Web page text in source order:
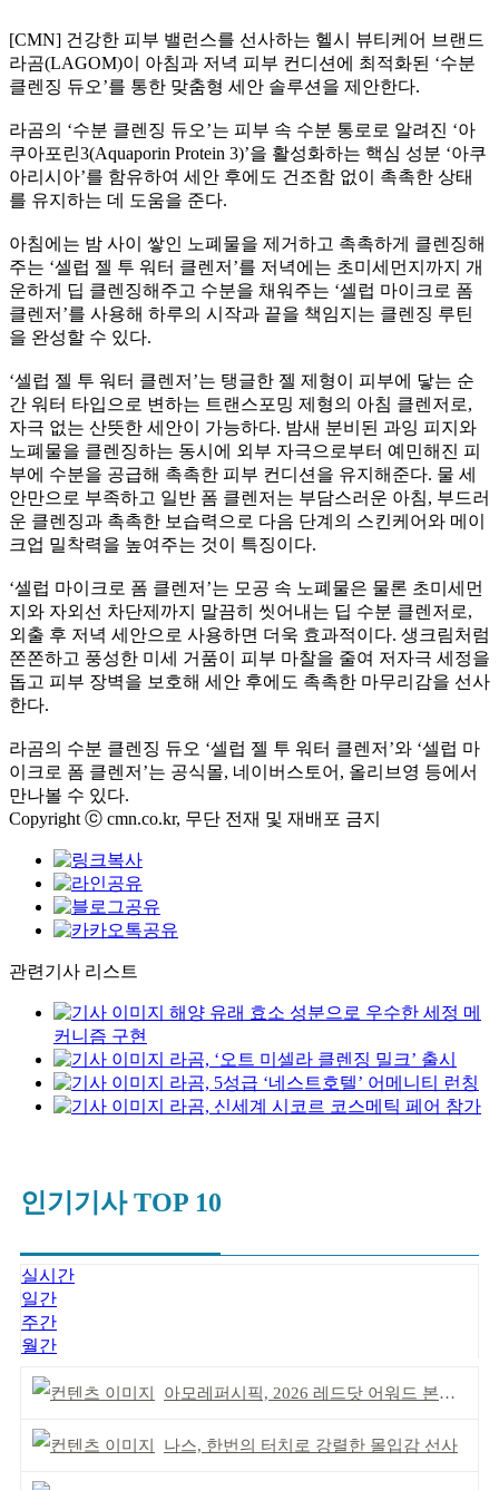
[CMN] 건강한 피부 밸런스를 선사하는 헬시 뷰티케어 브랜드
라곰(LAGOM)이 아침과 저녁 피부 컨디션에 최적화된 ‘수분
클렌징 듀오’를 통한 맞춤형 세안 솔루션을 제안한다.
라곰의 ‘수분 클렌징 듀오’는 피부 속 수분 통로로 알려진 ‘아
쿠아포린3(Aquaporin Protein 3)’을 활성화하는 핵심 성분 ‘아쿠
아리시아’를 함유하여 세안 후에도 건조함 없이 촉촉한 상태
를 유지하는 데 도움을 준다.
아침에는 밤 사이 쌓인 노폐물을 제거하고 촉촉하게 클렌징해
주는 ‘셀럽 젤 투 워터 클렌저’를 저녁에는 초미세먼지까지 개
운하게 딥 클렌징해주고 수분을 채워주는 ‘셀럽 마이크로 폼
클렌저’를 사용해 하루의 시작과 끝을 책임지는 클렌징 루틴
을 완성할 수 있다.
‘셀럽 젤 투 워터 클렌저’는 탱글한 젤 제형이 피부에 닿는 순
간 워터 타입으로 변하는 트랜스포밍 제형의 아침 클렌저로,
자극 없는 산뜻한 세안이 가능하다. 밤새 분비된 과잉 피지와
노폐물을 클렌징하는 동시에 외부 자극으로부터 예민해진 피
부에 수분을 공급해 촉촉한 피부 컨디션을 유지해준다. 물 세
안만으로 부족하고 일반 폼 클렌저는 부담스러운 아침, 부드러
운 클렌징과 촉촉한 보습력으로 다음 단계의 스킨케어와 메이
크업 밀착력을 높여주는 것이 특징이다.
‘셀럽 마이크로 폼 클렌저’는 모공 속 노폐물은 물론 초미세먼
지와 자외선 차단제까지 말끔히 씻어내는 딥 수분 클렌저로,
외출 후 저녁 세안으로 사용하면 더욱 효과적이다. 생크림처럼
쫀쫀하고 풍성한 미세 거품이 피부 마찰을 줄여 저자극 세정을
돕고 피부 장벽을 보호해 세안 후에도 촉촉한 마무리감을 선사
한다.
라곰의 수분 클렌징 듀오 ‘셀럽 젤 투 워터 클렌저’와 ‘셀럽 마
이크로 폼 클렌저’는 공식몰, 네이버스토어, 올리브영 등에서
만나볼 수 있다.
Copyright ⓒ cmn.co.kr, 무단 전재 및 재배포 금지
관련기사 리스트
해양 유래 효소 성분으로 우수한 세정 메
커니즘 구현
라곰, ‘오트 미셀라 클렌징 밀크’ 출시
라곰, 5성급 ‘네스트호텔’ 어메니티 런칭
라곰, 신세계 시코르 코스메틱 페어 참가
인기기사 TOP 10
실시간
일간
주간
월간
아모레퍼시픽, 2026 레드닷 어워드 본상 2개 수상
나스, 한번의 터치로 강렬한 몰입감 선사